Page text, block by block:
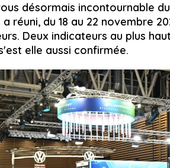
désormais incontournable
réuni, du 18 au 22 novembre
Deux indicateurs au plus
elle aussi confirmée.